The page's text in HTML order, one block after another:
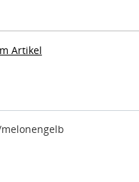
Artikel
melonengelb